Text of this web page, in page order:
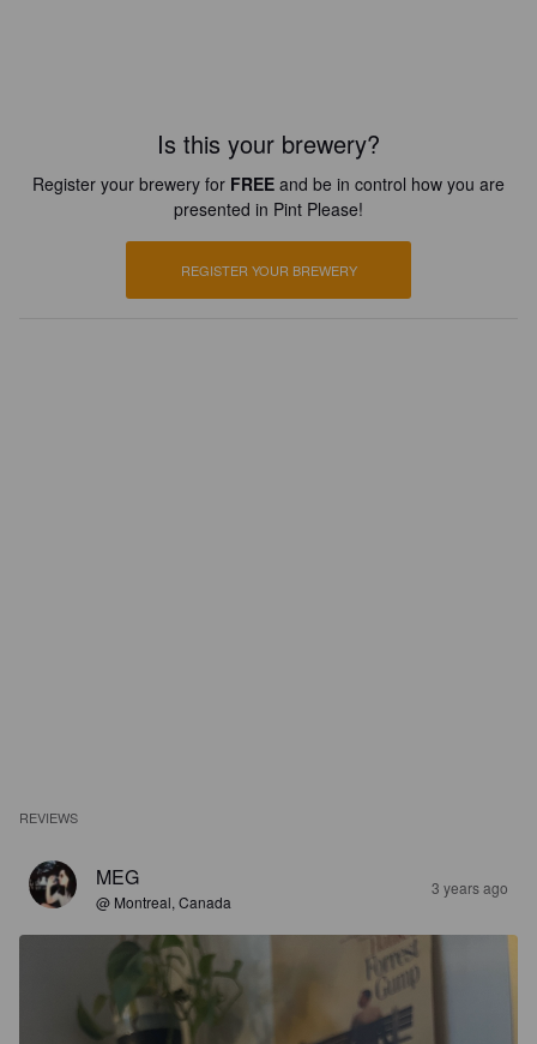
Is this your brewery?
Register your brewery for FREE and be in control how you are
presented in Pint Please!
REGISTER YOUR BREWERY
REVIEWS
MEG
@ Montreal, Canada
3 years ago